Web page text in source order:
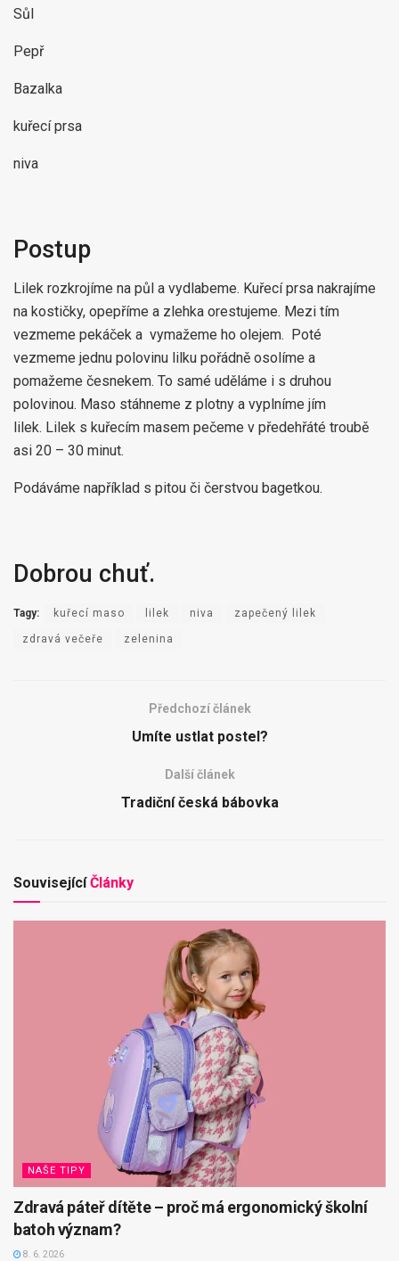
Sůl
Pepř
Bazalka
kuřecí prsa
niva
Postup
Lilek rozkrojíme na půl a vydlabeme. Kuřecí prsa nakrajíme
na kostičky, opepříme a zlehka orestujeme. Mezi tím
vezmeme pekáček a vymažeme ho olejem. Poté
vezmeme jednu polovinu lilku pořádně osolíme a
pomažeme česnekem. To samé uděláme i s druhou
polovinou. Maso stáhneme z plotny a vyplníme jím
lilek. Lilek s kuřecím masem pečeme v předehřáté troubě
asi 20 – 30 minut.
Podáváme například s pitou či čerstvou bagetkou.
Dobrou chuť.
Tagy: kuřecí maso lilek niva zapečený lilek
zdravá večeře zelenina
Předchozí článek
Umíte ustlat postel?
Další článek
Tradiční česká bábovka
SouvisejícíČlánky
NAŠE TIPY
Zdravá páteř dítěte – proč má ergonomický školní
batoh význam?
8. 6. 2026